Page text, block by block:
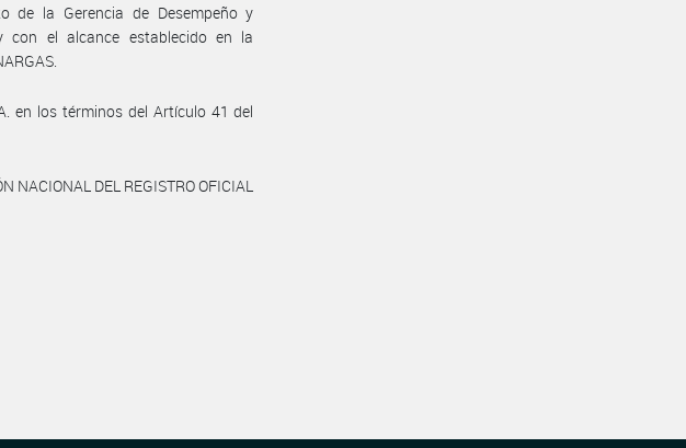
de la Gerencia de Desempeño y
con el alcance establecido en la
en los términos del Artículo 41 del
NACIONAL DEL REGISTRO OFICIAL